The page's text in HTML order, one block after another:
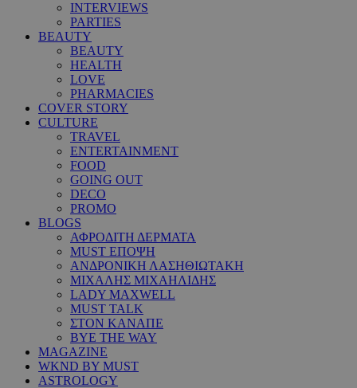
INTERVIEWS
PARTIES
BEAUTY
BEAUTY
HEALTH
LOVE
PHARMACIES
COVER STORY
CULTURE
TRAVEL
ENTERTAINMENT
FOOD
GOING OUT
DECO
PROMO
BLOGS
ΑΦΡΟΔΙΤΗ ΔΕΡΜΑΤΑ
MUST ΕΠΟΨΗ
ΑΝΔΡΟΝΙΚΗ ΛΑΣΗΘΙΩΤΑΚΗ
ΜΙΧΑΛΗΣ ΜΙΧΑΗΛΙΔΗΣ
LADY MAXWELL
MUST TALK
ΣΤΟΝ ΚΑΝΑΠΕ
BYE THE WAY
MAGAZINE
WKND BY MUST
ASTROLOGY